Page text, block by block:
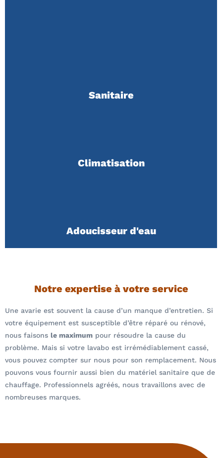
Sanitaire
Climatisation
Adoucisseur d'eau
Notre expertise à votre service
Une avarie est souvent la cause d’un manque d’entretien. Si
votre équipement est susceptible d’être réparé ou rénové,
nous faisons le maximum pour résoudre la cause du
problème. Mais si votre lavabo est irrémédiablement cassé,
vous pouvez compter sur nous pour son remplacement. Nous
pouvons vous fournir aussi bien du matériel sanitaire que de
chauffage. Professionnels agréés, nous travaillons avec de
nombreuses marques.